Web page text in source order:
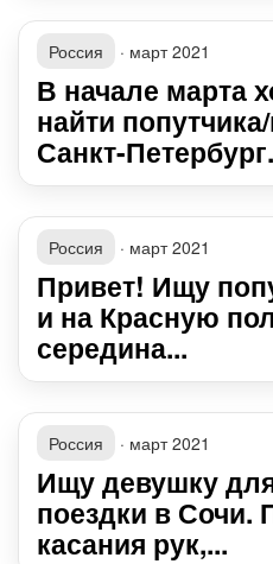
Россия · март 2021
В начале марта
найти
Санкт-
Россия · март 2021
Привет! Ищу
и на Красную
середина...
Россия · март 2021
Ищу девушку
поездки в Сочи.
касания рук,...